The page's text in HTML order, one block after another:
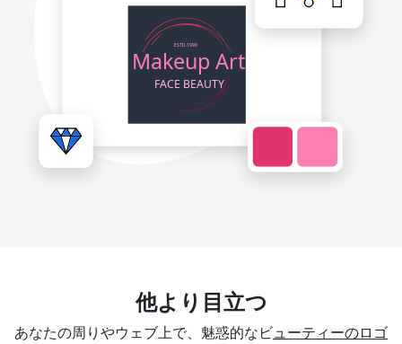
他より目立つ
あなたの周りやウェブ上で、魅惑的なビ ューティーのロゴ